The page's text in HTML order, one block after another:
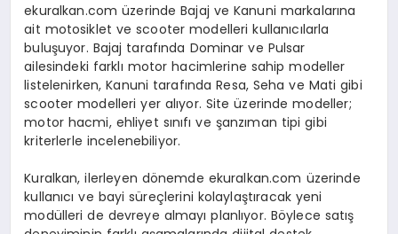
ekuralkan.com üzerinde Bajaj ve Kanuni markalarına
ait motosiklet ve scooter modelleri kullanıcılarla
buluşuyor. Bajaj tarafında Dominar ve Pulsar
ailesindeki farklı motor hacimlerine sahip modeller
listelenirken, Kanuni tarafında Resa, Seha ve Mati gibi
scooter modelleri yer alıyor. Site üzerinde modeller;
motor hacmi, ehliyet sınıfı ve şanzıman tipi gibi
kriterlerle incelenebiliyor.
Kuralkan, ilerleyen dönemde ekuralkan.com üzerinde
kullanıcı ve bayi süreçlerini kolaylaştıracak yeni
modülleri de devreye almayı planlıyor. Böylece satış